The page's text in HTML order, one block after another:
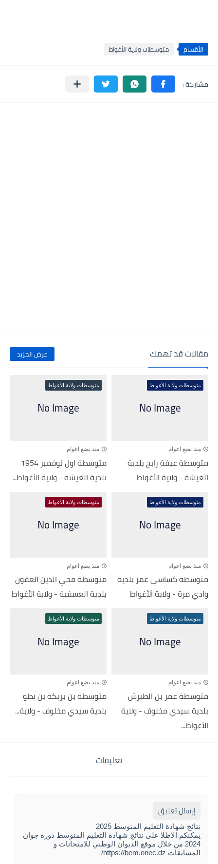
الأقسام متوسطات ولاية الأغواط
مقالات قد تهمك عرض المزيد
متوسطات ولاية الأغواط
منذ بضع اعوام
متوسطة عيفة رابح بلدية
الغيشة - ولاية الأغواط
متوسطات ولاية الأغواط
منذ بضع اعوام
متوسطة اول نوفمبر 1954
بلدية الغيشة - ولاية الأغواط...
متوسطات ولاية الأغواط
منذ بضع اعوام
متوسطة كساسي عمر بلدية
وادي مرة - ولاية ألأغواط
متوسطات ولاية الأغواط
منذ بضع اعوام
متوسطة محي الدين العقون
بلدية العسفية - ولاية الأغواط
متوسطات ولاية الأغواط
منذ بضع اعوام
متوسطة عمر بن الطيرش
بلدية سيدي مخلوف - ولاية
الأغواط...
متوسطات ولاية الأغواط
منذ بضع اعوام
متوسطة بن بريكة بن يطو
بلدية سيدي مخلوف - ولاية...
تعليقات
إرسال تعليق
نتائج شهادة التعليم المتوسط 2025
يمكنكم الاطلا على نتائج شهادة التعليم المتوسط دورة جوان
2024 من خلال موقع الديوان الوطني للامتحانات و
المسابقات https://bem.onec.dz/